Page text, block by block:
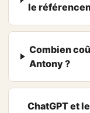
le
Combien
Antony ?
ChatGPT et